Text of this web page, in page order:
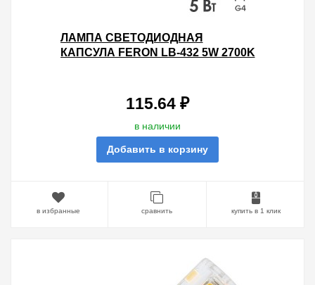
ЛАМПА СВЕТОДИОДНАЯ
КАПСУЛА FERON LB-432 5W 2700K
115.64 ₽
в наличии
Добавить в корзину
в избранные сравнить купить в 1 клик